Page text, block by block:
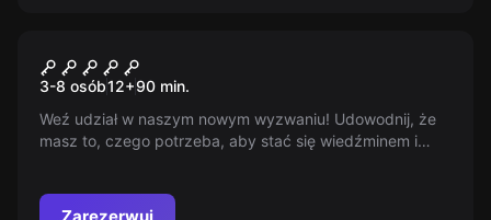
Biały Wilk
3-8 osób12+90 min.
Weź udział w naszym nowym wyzwaniu! Udowodnij, że
masz to, czego potrzeba, aby stać się wiedźminem i
wartości!
Zarezerwuj